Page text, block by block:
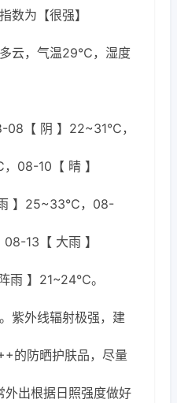
数为【很强】
云，气温29℃，湿度
08【 阴 】22~31℃，
08-10【 晴 】
】25~33℃，08-
13【 大雨 】
雨 】21~24℃。
紫外线辐射极强，建
的防晒护肤品，尽量
外出根据日照强度做好